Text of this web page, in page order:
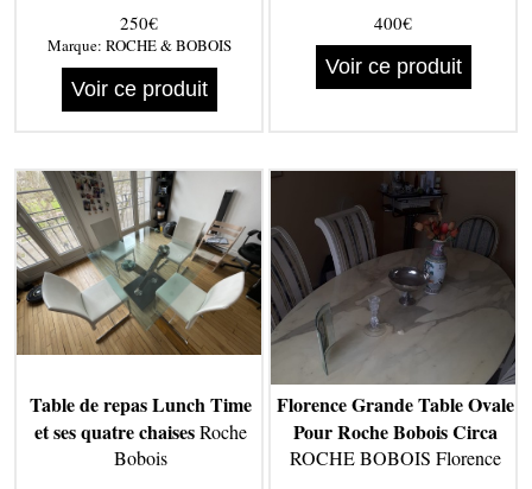
250€
Marque: ROCHE & BOBOIS
Voir ce produit
400€
Voir ce produit
Table de repas Lunch Time
et ses quatre chaisesRoche
Bobois
Florence Grande Table Ovale
Pour Roche Bobois Circa
ROCHE BOBOIS Florence